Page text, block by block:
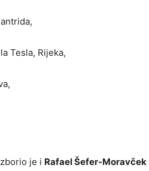
Tesla, Rijeka,
je i Rafael Šefer-Moravček